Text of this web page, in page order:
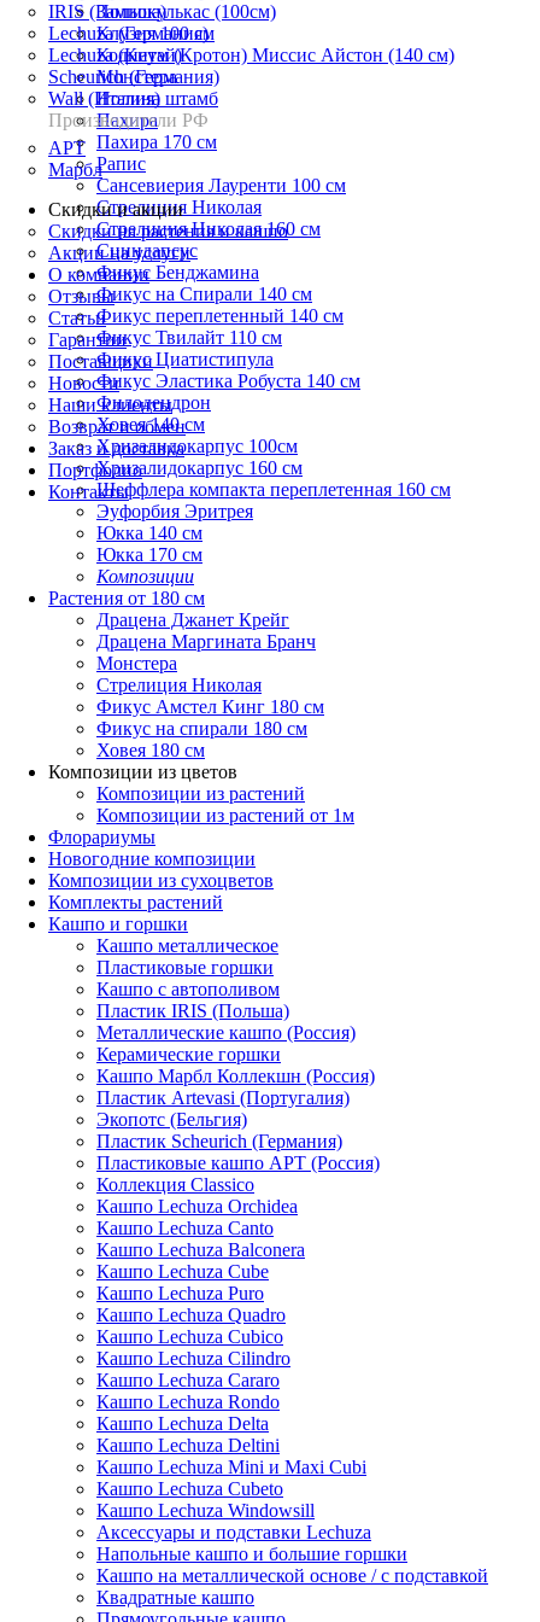
IRIS (Польша)
Lechuza (Германия)
Lechuza (Китай)
Scheurich (Германия)
Wall (Италия)
Производители РФ
АРТ
Марбл
Скидки и акции
Скидки на растения и кашпо
Акции на услуги
О компании
Отзывы
Статьи
Гарантии
Поставщики
Новости
Наши клиенты
Возврат и обмен
Заказ и доставка
Портфолио
Контакты
Замиокулькас (100см)
Клузия 100 см
Кодиеум (Кротон) Миссис Айстон (140 см)
Монстера
Нолина штамб
Пахира
Пахира 170 см
Рапис
Сансевиерия Лауренти 100 см
Стрелиция Николая
Стрелиция Николая 160 см
Сциндапсус
Фикус Бенджамина
Фикус на Спирали 140 см
Фикус переплетенный 140 см
Фикус Твилайт 110 см
Фикус Циатистипула
Фикус Эластика Робуста 140 см
Филодендрон
Ховея 140 см
Хризалидокарпус 100см
Хризалидокарпус 160 см
Шеффлера компакта переплетенная 160 см
Эуфорбия Эритрея
Юкка 140 см
Юкка 170 см
Композиции
Растения от 180 см
Драцена Джанет Крейг
Драцена Маргината Бранч
Монстера
Стрелиция Николая
Фикус Амстел Кинг 180 см
Фикус на спирали 180 см
Ховея 180 см
Композиции из цветов
Композиции из растений
Композиции из растений от 1м
Флорариумы
Новогодние композиции
Композиции из сухоцветов
Комплекты растений
Кашпо и горшки
Кашпо металлическое
Пластиковые горшки
Кашпо с автополивом
Пластик IRIS (Польша)
Металлические кашпо (Россия)
Керамические горшки
Кашпо Марбл Коллекшн (Россия)
Пластик Artevasi (Португалия)
Экопотс (Бельгия)
Пластик Scheurich (Германия)
Пластиковые кашпо АРТ (Россия)
Коллекция Classico
Кашпо Lechuza Orchidea
Кашпо Lechuza Canto
Кашпо Lechuza Balconera
Кашпо Lechuza Cube
Кашпо Lechuza Puro
Кашпо Lechuza Quadro
Кашпо Lechuza Cubico
Кашпо Lechuza Cilindro
Кашпо Lechuza Cararo
Кашпо Lechuza Rondo
Кашпо Lechuza Delta
Кашпо Lechuza Deltini
Кашпо Lechuza Mini и Maxi Cubi
Кашпо Lechuza Cubeto
Кашпо Lechuza Windowsill
Аксессуары и подставки Lechuza
Напольные кашпо и большие горшки
Кашпо на металлической основе / с подставкой
Квадратные кашпо